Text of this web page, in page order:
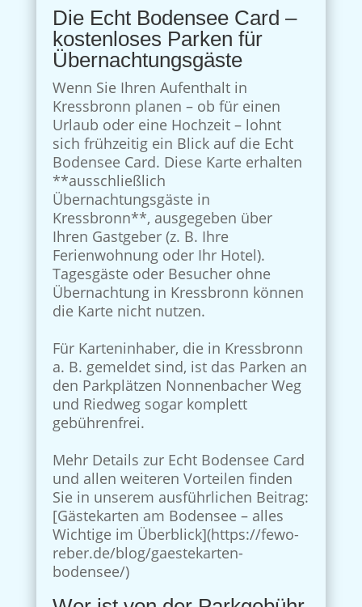
Die Echt Bodensee Card –
kostenloses Parken für
Übernachtungsgäste
Wenn Sie Ihren Aufenthalt in
Kressbronn planen – ob für einen
Urlaub oder eine Hochzeit – lohnt
sich frühzeitig ein Blick auf die Echt
Bodensee Card. Diese Karte erhalten
**ausschließlich
Übernachtungsgäste in
Kressbronn**, ausgegeben über
Ihren Gastgeber (z. B. Ihre
Ferienwohnung oder Ihr Hotel).
Tagesgäste oder Besucher ohne
Übernachtung in Kressbronn können
die Karte nicht nutzen.
Für Karteninhaber, die in Kressbronn
a. B. gemeldet sind, ist das Parken an
den Parkplätzen Nonnenbacher Weg
und Riedweg sogar komplett
gebührenfrei.
Mehr Details zur Echt Bodensee Card
und allen weiteren Vorteilen finden
Sie in unserem ausführlichen Beitrag:
[Gästekarten am Bodensee – alles
Wichtige im Überblick](https://fewo-
reber.de/blog/gaestekarten-
bodensee/)